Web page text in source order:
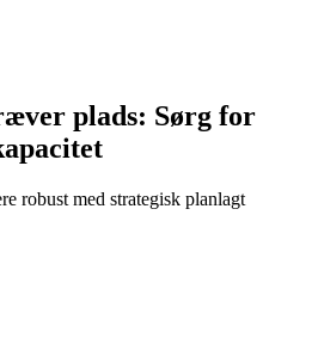
plads: Sørg for
robust med strategisk planlagt